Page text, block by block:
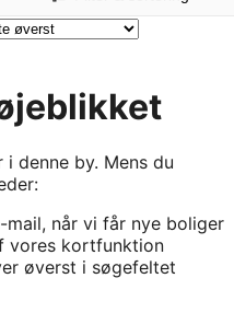
denne by. Mens du
når vi får nye boliger
vores kortfunktion
øverst i søgefeltet